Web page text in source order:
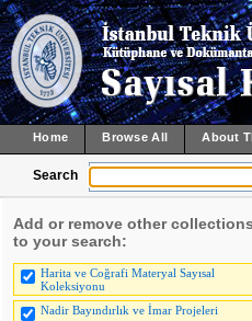
Home Browse All About
Search
Add or remove other collections
to your search:
Harita ve Coğrafi Materyal Sayısal
Koleksiyonu
Nadir Bayındırlık ve İmar Projeleri